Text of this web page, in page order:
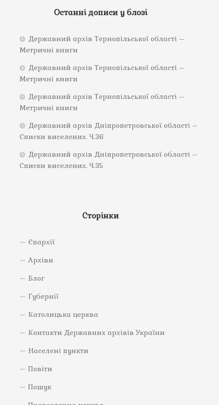
Останні дописи у блозі
Державний архів Тернопільської області –
Метричні книги
Державний архів Тернопільської області –
Метричні книги
Державний архів Тернопільської області –
Метричні книги
Державний архів Дніпропетровської області –
Списки виселених. Ч.36
Державний архів Дніпропетровської області –
Списки виселених. Ч.35
Сторінки
Єпархії
Архіви
Блог
Губернії
Католицька церква
Контакти Державних архівів України
Населені пункти
Повіти
Пошук